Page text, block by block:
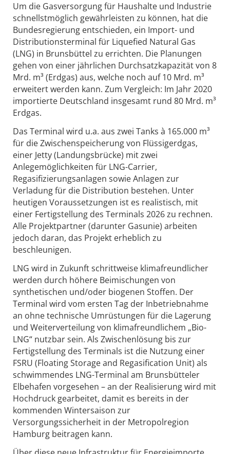
Um die Gasversorgung für Haushalte und Industrie
schnellstmöglich gewährleisten zu können, hat die
Bundesregierung entschieden, ein Import- und
Distributionsterminal für Liquefied Natural Gas
(LNG) in Brunsbüttel zu errichten. Die Planungen
gehen von einer jährlichen Durchsatzkapazität von 8
Mrd. m³ (Erdgas) aus, welche noch auf 10 Mrd. m³
erweitert werden kann. Zum Vergleich: Im Jahr 2020
importierte Deutschland insgesamt rund 80 Mrd. m³
Erdgas.
Das Terminal wird u.a. aus zwei Tanks à 165.000 m³
für die Zwischenspeicherung von Flüssigerdgas,
einer Jetty (Landungsbrücke) mit zwei
Anlegemöglichkeiten für LNG-Carrier,
Regasifizierungsanlagen sowie Anlagen zur
Verladung für die Distribution bestehen. Unter
heutigen Voraussetzungen ist es realistisch, mit
einer Fertigstellung des Terminals 2026 zu rechnen.
Alle Projektpartner (darunter Gasunie) arbeiten
jedoch daran, das Projekt erheblich zu
beschleunigen.
LNG wird in Zukunft schrittweise klimafreundlicher
werden durch höhere Beimischungen von
synthetischen und/oder biogenen Stoffen. Der
Terminal wird vom ersten Tag der Inbetriebnahme
an ohne technische Umrüstungen für die Lagerung
und Weiterverteilung von klimafreundlichem „Bio-
LNG“ nutzbar sein. Als Zwischenlösung bis zur
Fertigstellung des Terminals ist die Nutzung einer
FSRU (Floating Storage and Regasification Unit) als
schwimmendes LNG-Terminal am Brunsbütteler
Elbehafen vorgesehen – an der Realisierung wird mit
Hochdruck gearbeitet, damit es bereits in der
kommenden Wintersaison zur
Versorgungssicherheit in der Metropolregion
Hamburg beitragen kann.